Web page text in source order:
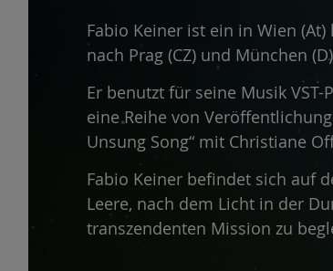
Fabio Keiner ist ein in Wien
nach Prag (CZ) und München
Er benutzt für seine Musik
eine Reihe von
Unsung Song“ mit Christiane
Fabio Keiner befindet sich auf
Leere, nach dem Licht in der
transzendenten Mission zu